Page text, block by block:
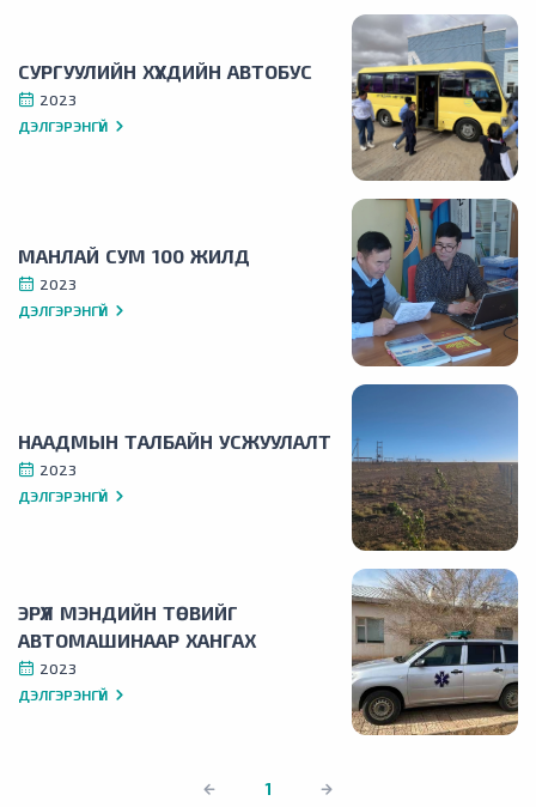
СУРГУУЛИЙН ХҮҮХДИЙН АВТОБУС
2023
ДЭЛГЭРЭНГҮЙ
МАНЛАЙ СУМ 100 ЖИЛД
2023
ДЭЛГЭРЭНГҮЙ
НААДМЫН ТАЛБАЙН УСЖУУЛАЛТ
2023
ДЭЛГЭРЭНГҮЙ
ЭРҮҮЛ МЭНДИЙН ТӨВИЙГ
АВТОМАШИНААР ХАНГАХ
2023
ДЭЛГЭРЭНГҮЙ
1